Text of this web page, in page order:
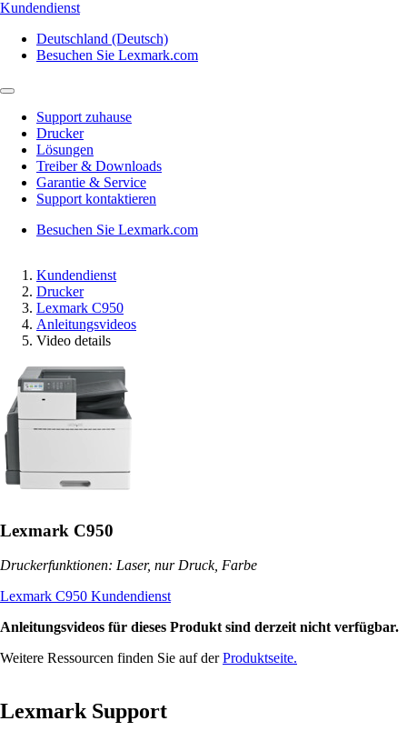
Kundendienst
Deutschland (Deutsch)
Besuchen Sie Lexmark.com
Support zuhause
Drucker
Lösungen
Treiber & Downloads
Garantie & Service
Support kontaktieren
Besuchen Sie Lexmark.com
Kundendienst
Drucker
Lexmark C950
Anleitungsvideos
Video details
Lexmark C950
Druckerfunktionen: Laser, nur Druck, Farbe
Lexmark C950 Kundendienst
Anleitungsvideos für dieses Produkt sind derzeit nicht verfügbar.
Weitere Ressourcen finden Sie auf derProduktseite.
Lexmark Support